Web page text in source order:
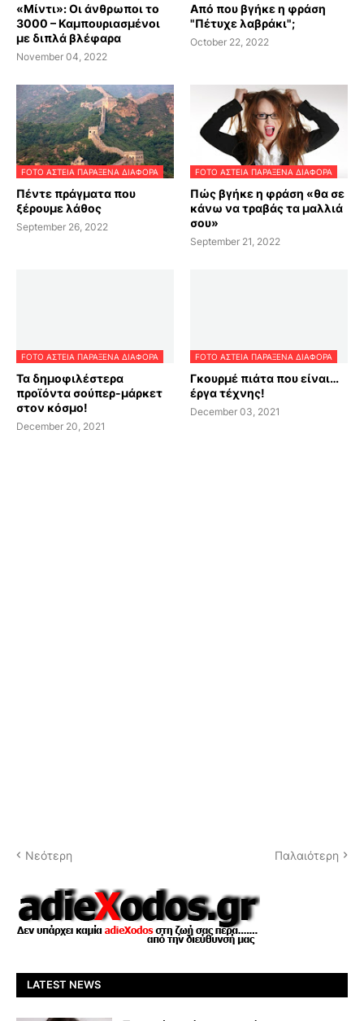
«Μίντι»: Oι άνθρωποι το
3000 – Καμπουριασμένοι
με διπλά βλέφαρα
November 04, 2022
Από που βγήκε η φράση
"Πέτυχε λαβράκι";
October 22, 2022
FOTO ΑΣΤΕΙΑ ΠΑΡΑΞΕΝΑ ΔΙΑΦΟΡΑ
Πέντε πράγματα που
ξέρουμε λάθος
September 26, 2022
FOTO ΑΣΤΕΙΑ ΠΑΡΑΞΕΝΑ ΔΙΑΦΟΡΑ
Πώς βγήκε η φράση «θα σε
κάνω να τραβάς τα μαλλιά
σου»
September 21, 2022
FOTO ΑΣΤΕΙΑ ΠΑΡΑΞΕΝΑ ΔΙΑΦΟΡΑ
Τα δημοφιλέστερα
προϊόντα σούπερ-μάρκετ
στον κόσμο!
December 20, 2021
FOTO ΑΣΤΕΙΑ ΠΑΡΑΞΕΝΑ ΔΙΑΦΟΡΑ
Γκουρμέ πιάτα που είναι…
έργα τέχνης!
December 03, 2021
Νεότερη Παλαιότερη
LATEST NEWS